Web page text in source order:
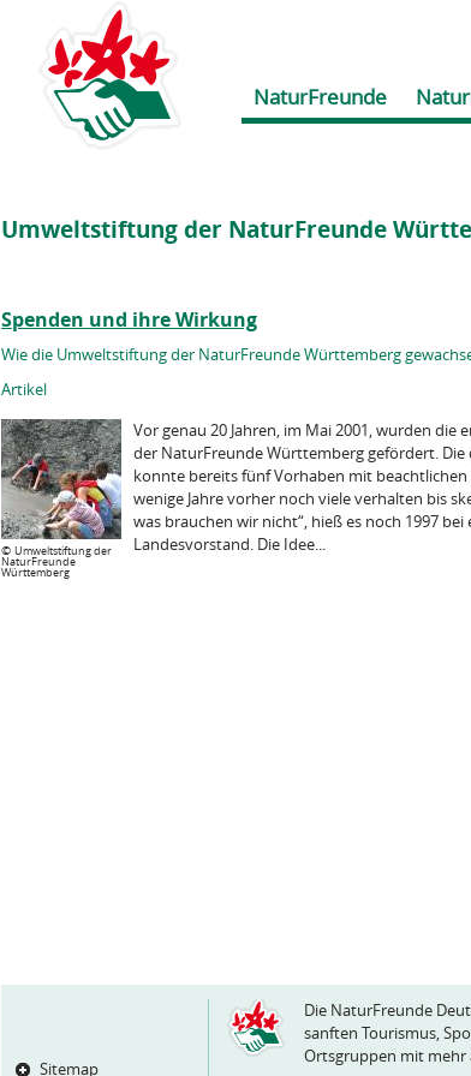
NaturFreunde
Umweltstiftung der NaturFreunde
Spenden und ihre Wirkung
Wie die Umweltstiftung der NaturFreunde Württemberg
Artikel
© Umweltstiftung der
NaturFreunde
Württemberg
Vor genau 20 Jahren, im Mai 2001, wurden
der NaturFreunde Württemberg gefördert. Die
konnte bereits fünf Vorhaben mit
wenige Jahre vorher noch viele verhalten bis
was brauchen wir nicht“, hieß es noch 1997
Landesvorstand. Die Idee...
Sitemap
Die NaturFreunde
sanften Tourismus,
Ortsgruppen mit mehr